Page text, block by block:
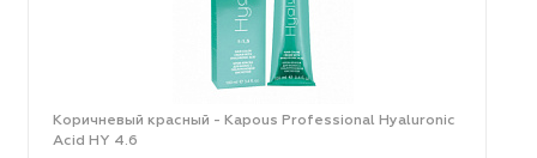
Коричневый красный - Kapous Professional Hyaluronic
Acid HY 4.6